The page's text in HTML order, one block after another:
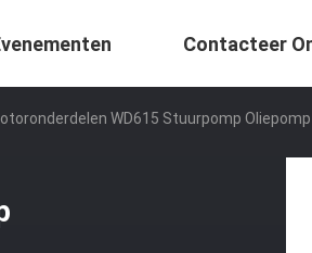
Contacteer
WD615 Stuurpomp